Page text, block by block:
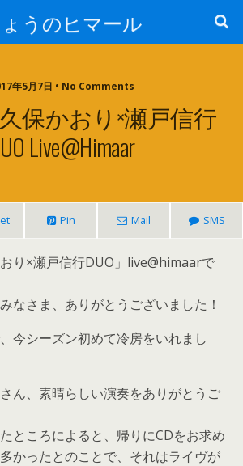
うのヒマール
年5月7日 • No Comments
保かおり×瀬戸信行
Live@himaar
Pin Mail SMS
り×瀬戸信行DUO」live@himaarで
なさま、ありがとうございました！
今シーズン初めて冷房をいれまし
ん、素晴らしい演奏をありがとうご
ところによると、帰りにCDをお求め
かったとのことで、それはライヴが